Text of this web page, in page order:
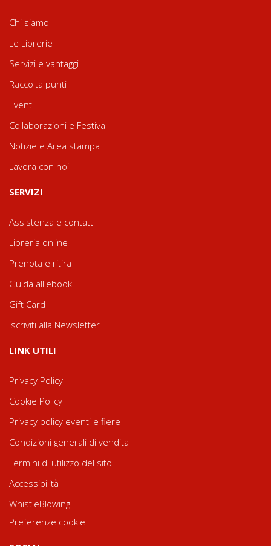
Chi siamo
Le Librerie
Servizi e vantaggi
Raccolta punti
Eventi
Collaborazioni e Festival
Notizie e Area stampa
Lavora con noi
SERVIZI
Assistenza e contatti
Libreria online
Prenota e ritira
Guida all'ebook
Gift Card
Iscriviti alla Newsletter
LINK UTILI
Privacy Policy
Cookie Policy
Privacy policy eventi e fiere
Condizioni generali di vendita
Termini di utilizzo del sito
Accessibilità
WhistleBlowing
Preferenze cookie